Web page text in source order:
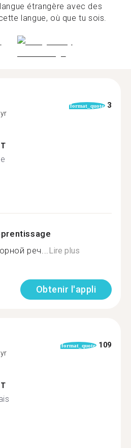
étrangère avec des
langue, où que tu sois.
format_quote 3
реч... Lire plus
Obtenir l'appli
format_quote 109